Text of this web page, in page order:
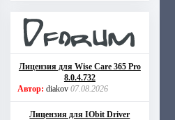
Лицензия для Wise Care 365 Pro
8.0.4.732
Автор: diakov 07.08.2026
Лицензия для IObit Driver